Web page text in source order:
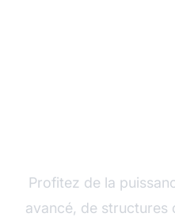
Profitez de la
avancé, de structures